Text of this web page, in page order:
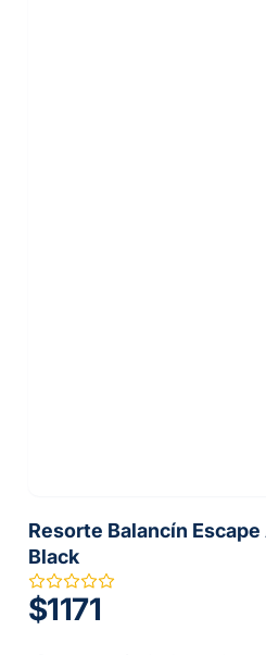
Resorte Balancín
Black
$1171